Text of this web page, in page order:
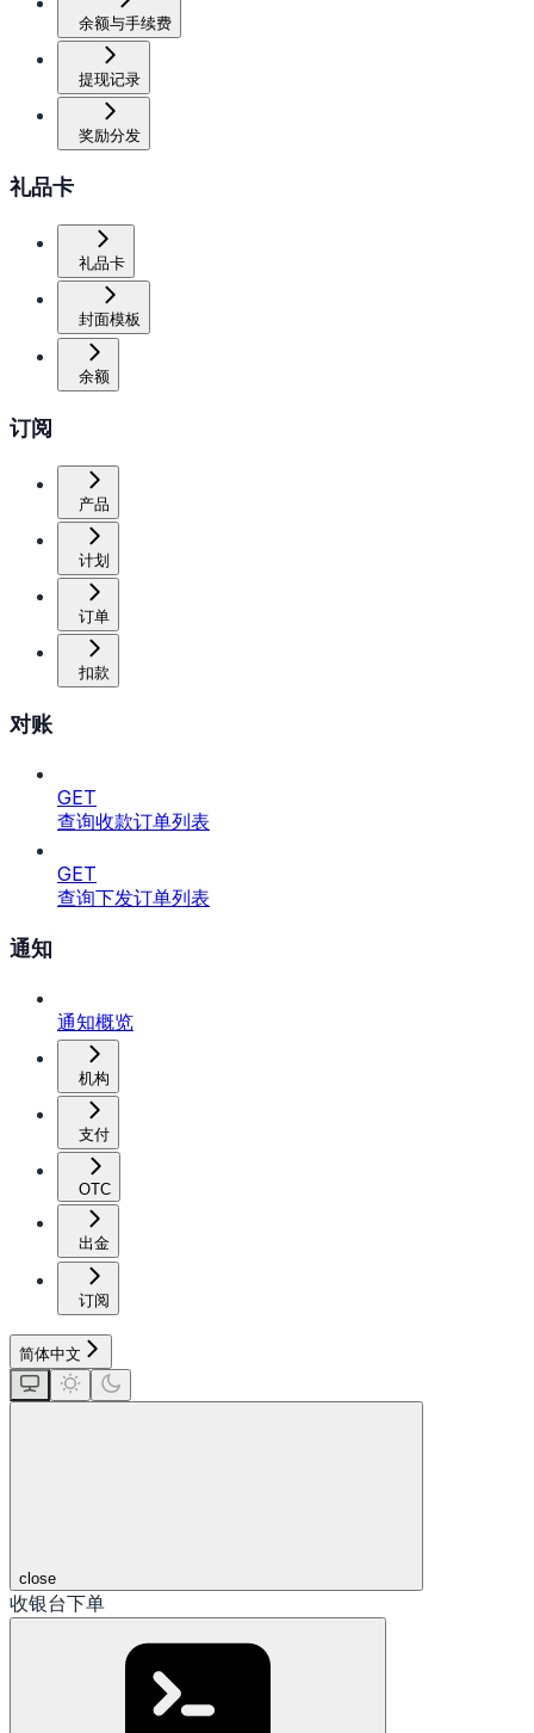
余额与手续费
提现记录
奖励分发
礼品卡
礼品卡
封面模板
余额
订阅
产品
计划
订单
扣款
对账
GET
查询收款订单列表
GET
查询下发订单列表
通知
通知概览
机构
支付
OTC
出金
订阅
简体中文
close
收银台下单